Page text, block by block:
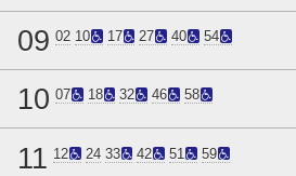
09 02 10 17 27 40 54
10 07 18 32 46 58
11 12 24 33 42 51 59